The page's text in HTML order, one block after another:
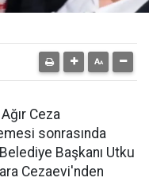
Ceza
sonrasında
Başkanı Utku
Cezaevi'nden